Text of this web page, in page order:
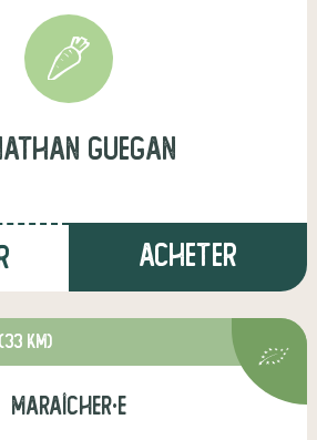
guegan
Acheter
(33 km)
maraîcher·e